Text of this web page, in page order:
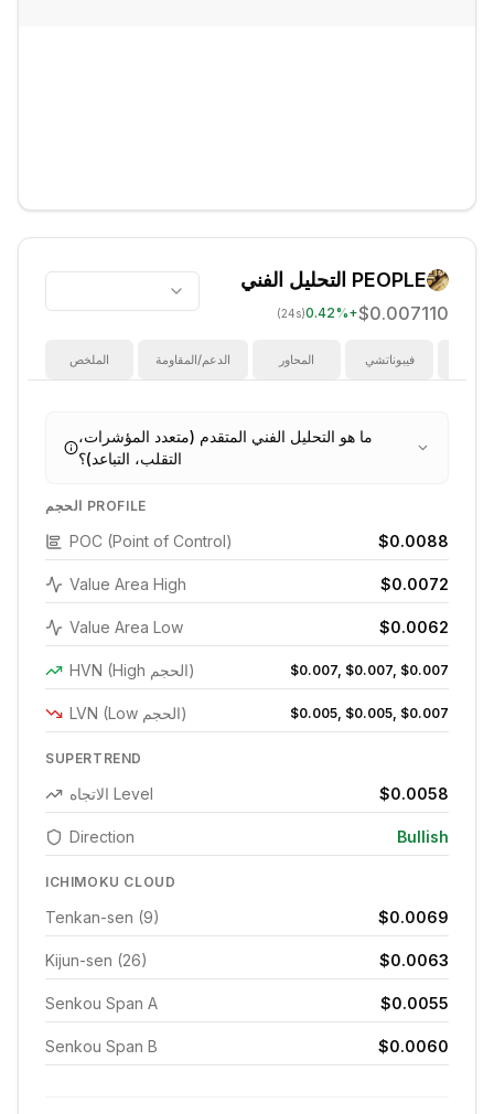
PEOPLE التحليل الفني
$0.007110
+
0.42%
(24s)
الملخص الدعم/المقاومة المحاور فيبوناتشي
ما هو التحليل الفني المتقدم (متعدد المؤشرات،
التقلب، التباعد)؟
الحجم PROFILE
POC (Point of Control) $0.0088
Value Area High $0.0072
Value Area Low $0.0062
HVN (High الحجم) $0.007, $0.007, $0.007
LVN (Low الحجم) $0.005, $0.005, $0.007
SUPERTREND
الاتجاه Level $0.0058
Direction Bullish
ICHIMOKU CLOUD
Tenkan-sen (9) $0.0069
Kijun-sen (26) $0.0063
Senkou Span A $0.0055
Senkou Span B $0.0060